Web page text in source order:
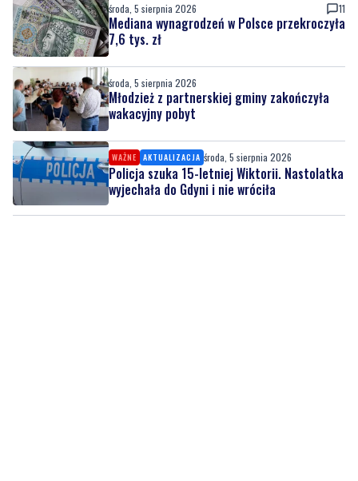
środa, 5 sierpnia 2026 11
Mediana wynagrodzeń w Polsce przekroczyła
7,6 tys. zł
środa, 5 sierpnia 2026
Młodzież z partnerskiej gminy zakończyła
wakacyjny pobyt
WAŻNE AKTUALIZACJA środa, 5 sierpnia 2026
Policja szuka 15-letniej Wiktorii. Nastolatka
wyjechała do Gdyni i nie wróciła